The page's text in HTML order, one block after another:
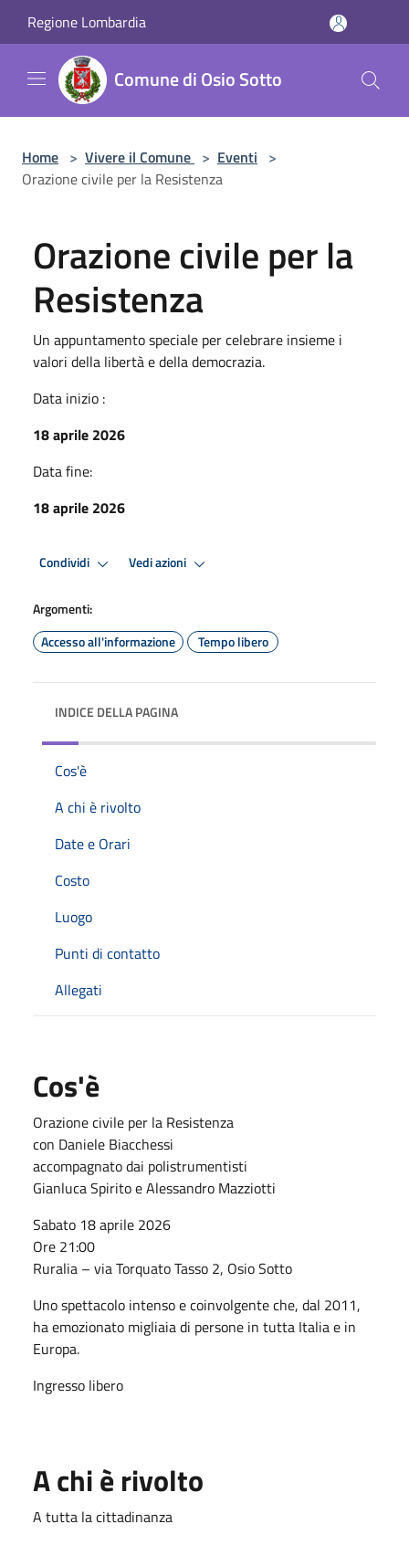
Regione Lombardia
Comune di Osio Sotto
Home > Vivere il Comune > Eventi >
Orazione civile per la Resistenza
Orazione civile per la
Resistenza
Un appuntamento speciale per celebrare insieme i
valori della libertà e della democrazia.
Data inizio :
18 aprile 2026
Data fine:
18 aprile 2026
Condividi Vedi azioni
Argomenti:
Accesso all'informazione
Tempo libero
INDICE DELLA PAGINA
Cos'è
A chi è rivolto
Date e Orari
Costo
Luogo
Punti di contatto
Allegati
Cos'è
Orazione civile per la Resistenza
con Daniele Biacchessi
accompagnato dai polistrumentisti
Gianluca Spirito e Alessandro Mazziotti
Sabato 18 aprile 2026
Ore 21:00
Ruralia – via Torquato Tasso 2, Osio Sotto
Uno spettacolo intenso e coinvolgente che, dal 2011,
ha emozionato migliaia di persone in tutta Italia e in
Europa.
Ingresso libero
A chi è rivolto
A tutta la cittadinanza